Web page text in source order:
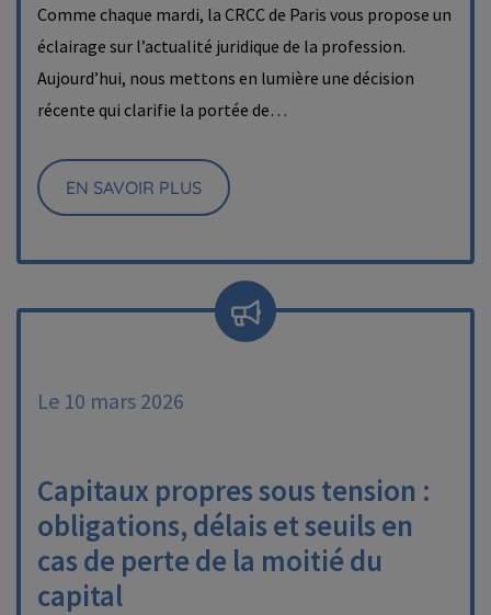
Comme chaque mardi, la CRCC de Paris vous propose un
éclairage sur l’actualité juridique de la profession.
Aujourd’hui, nous mettons en lumière une décision
récente qui clarifie la portée de…
EN SAVOIR PLUS
Le 10 mars 2026
Capitaux propres sous tension :
obligations, délais et seuils en
cas de perte de la moitié du
capital